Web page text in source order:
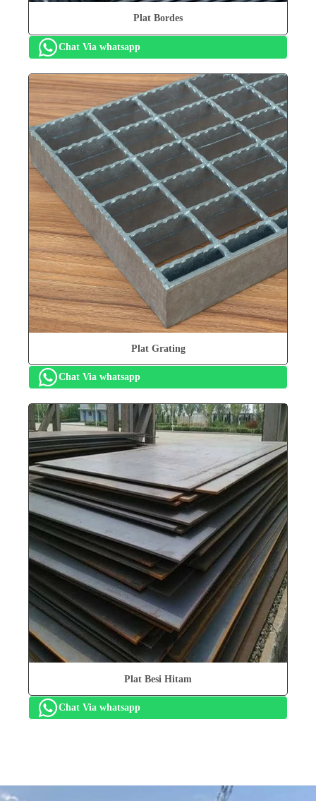
Plat Bordes
Chat Via whatsapp
Plat Grating
Chat Via whatsapp
Plat Besi Hitam
Chat Via whatsapp